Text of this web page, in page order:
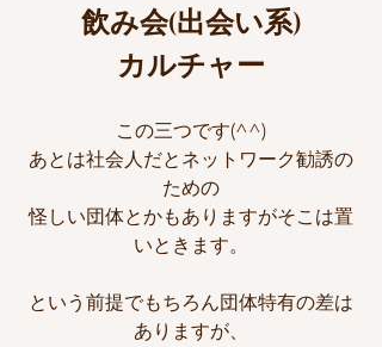
飲み会(出会い系)
カルチャー
この三つです(^^)
あとは社会人だとネットワーク勧誘の
ための
怪しい団体とかもありますがそこは置
いときます。
という前提でもちろん団体特有の差は
ありますが、